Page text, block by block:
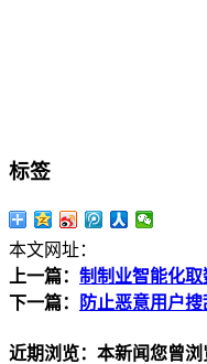
标签
本文网址：
上一篇： 制制业智能化
下一篇：
防止恶意用户
近期浏览：本新闻您曾浏